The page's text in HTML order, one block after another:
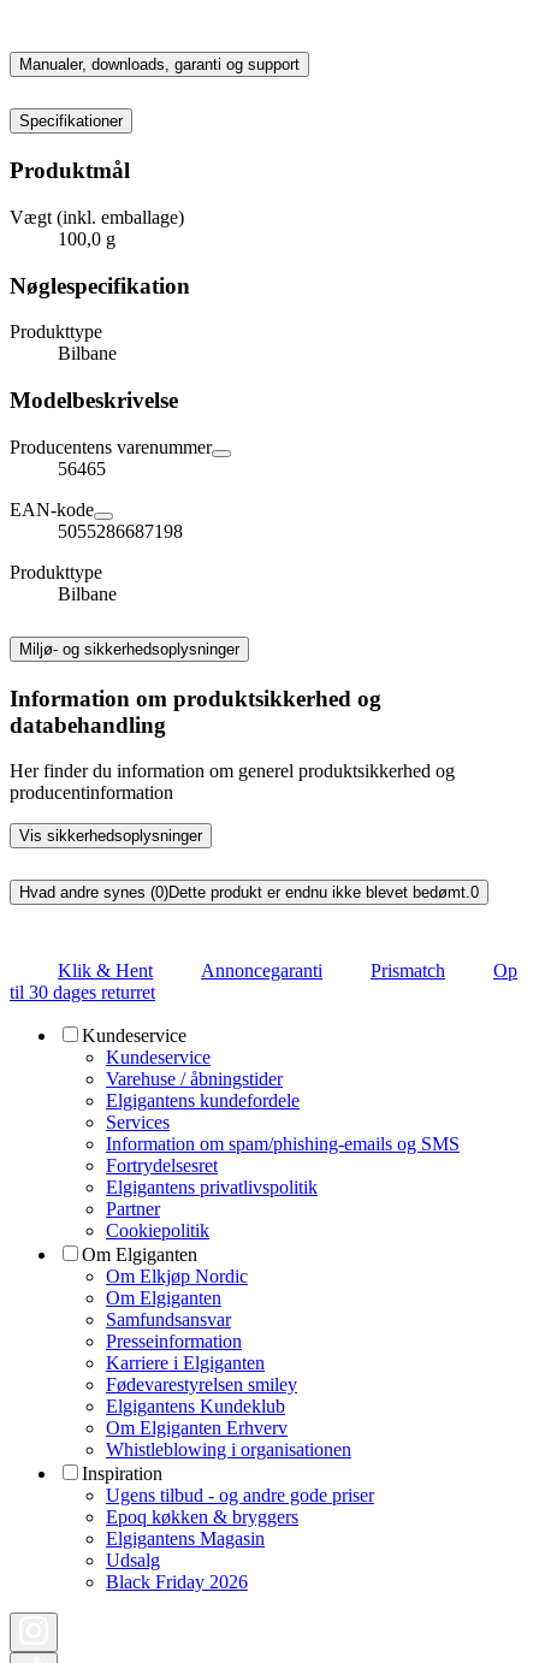
Manualer, downloads, garanti og support
Specifikationer
Produktmål
Vægt (inkl. emballage)
100,0 g
Nøglespecifikation
Produkttype
Bilbane
Modelbeskrivelse
Producentens varenummer
56465
EAN-kode
5055286687198
Produkttype
Bilbane
Miljø- og sikkerhedsoplysninger
Information om produktsikkerhed og
databehandling
Her finder du information om generel produktsikkerhed og
producentinformation
Vis sikkerhedsoplysninger
Hvad andre synes (0)Dette produkt er endnu ikke blevet bedømt.0
Klik & Hent Annoncegaranti Prismatch
Op
til 30 dages returret
Kundeservice
Kundeservice
Varehuse / åbningstider
Elgigantens kundefordele
Services
Information om spam/phishing-emails og SMS
Fortrydelsesret
Elgigantens privatlivspolitik
Partner
Cookiepolitik
Om Elgiganten
Om Elkjøp Nordic
Om Elgiganten
Samfundsansvar
Presseinformation
Karriere i Elgiganten
Fødevarestyrelsen smiley
Elgigantens Kundeklub
Om Elgiganten Erhverv
Whistleblowing i organisationen
Inspiration
Ugens tilbud - og andre gode priser
Epoq køkken & bryggers
Elgigantens Magasin
Udsalg
Black Friday 2026